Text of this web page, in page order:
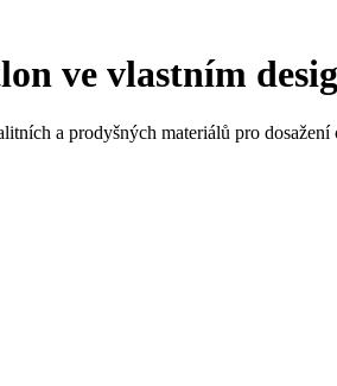
ve vlastním
a prodyšných materiálů pro